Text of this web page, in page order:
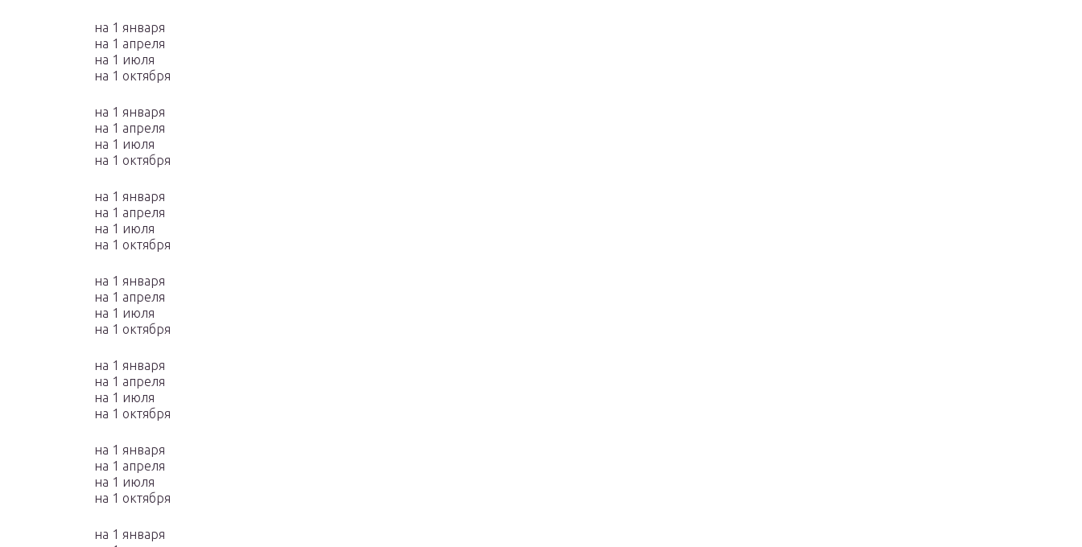
на 1 января
на 1 апреля
на 1 июля
на 1 октября
на 1 января
на 1 апреля
на 1 июля
на 1 октября
на 1 января
на 1 апреля
на 1 июля
на 1 октября
на 1 января
на 1 апреля
на 1 июля
на 1 октября
на 1 января
на 1 апреля
на 1 июля
на 1 октября
на 1 января
на 1 апреля
на 1 июля
на 1 октября
на 1 января